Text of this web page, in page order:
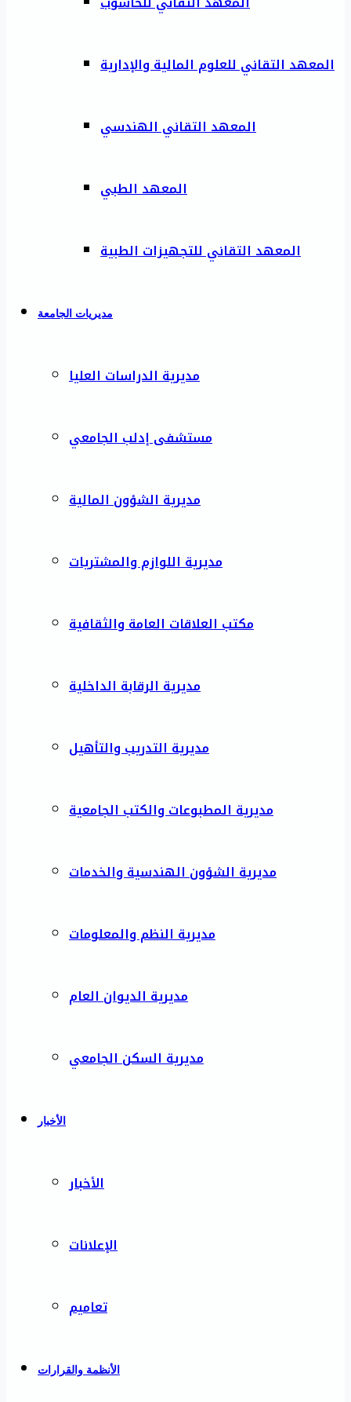
المعهد التقاني للعلوم المالية والإدارية
المعهد التقاني الهندسي
المعهد الطبي
المعهد التقاني للتجهيزات الطبية
مديريات الجامعة
مديرية الدراسات العليا
مستشفى إدلب الجامعي
مديرية الشؤون المالية
مديرية اللوازم والمشتريات
مكتب العلاقات العامة والثقافية
مديرية الرقابة الداخلية
مديرية التدريب والتأهيل
مديرية المطبوعات والكتب الجامعية
مديرية الشؤون الهندسية والخدمات
مديرية النظم والمعلومات
مديرية الديوان العام
مديرية السكن الجامعي
الأخبار
الأخبار
الإعلانات
تعاميم
الأنظمة والقرارات